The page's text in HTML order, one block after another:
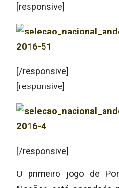
[responsive]
[/responsive]
[responsive]
[/responsive]
O primeiro jogo de